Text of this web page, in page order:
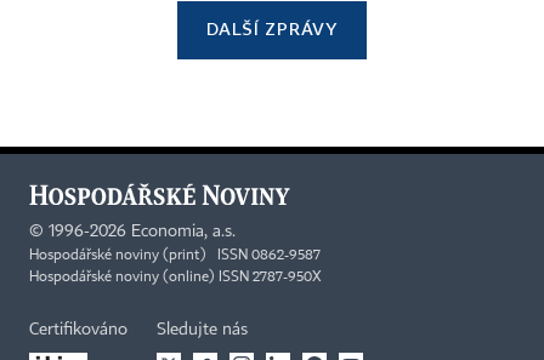
DALŠÍ ZPRÁVY
© 1996-2026 Economia, a.s.
Hospodářské noviny (print) ISSN 0862-9587
Hospodářské noviny (online) ISSN 2787-950X
Certifikováno Sledujte nás